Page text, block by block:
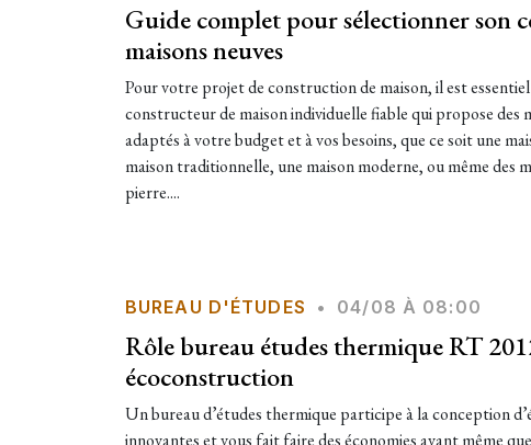
Guide complet pour sélectionner son
maisons neuves
Pour votre projet de construction de maison, il est
constructeur de maison individuelle fiable qui propose des
adaptés à votre budget et à vos besoins, que ce soit une
maison traditionnelle, une maison moderne, ou même des
pierre....
BUREAU D'ÉTUDES • 04/08 À 08:00
Rôle bureau études thermique RT
écoconstruction
Un bureau d’études thermique participe à la conception
innovantes et vous fait faire des économies avant même